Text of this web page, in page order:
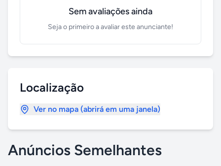
Sem avaliações ainda
Seja o primeiro a avaliar este anunciante!
Localização
Ver no mapa (abrirá em uma janela)
Anúncios Semelhantes